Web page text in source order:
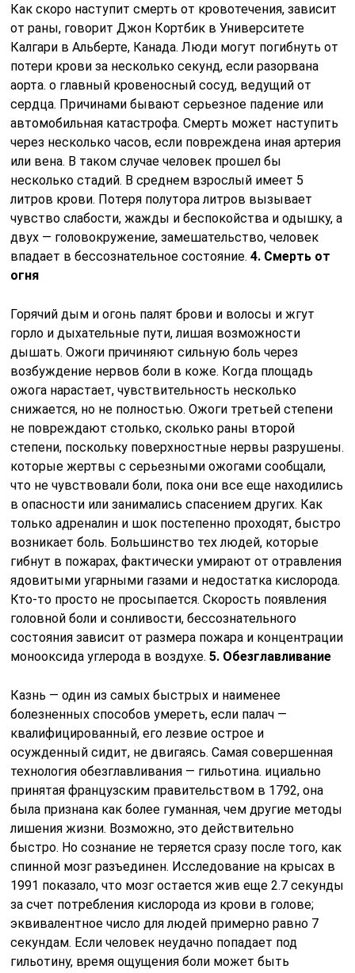
Как скоро наступит смерть от кровотечения, зависит
от раны, говорит Джон Кортбик в Университете
Калгари в Альберте, Канада. Люди могут погибнуть от
потери крови за несколько секунд, если разорвана
аорта. о главный кровеносный сосуд, ведущий от
сердца. Причинами бывают серьезное падение или
автомобильная катастрофа. Смерть может наступить
через несколько часов, если повреждена иная артерия
или вена. В таком случае человек прошел бы
несколько стадий. В среднем взрослый имеет 5
литров крови. Потеря полутора литров вызывает
чувство слабости, жажды и беспокойства и одышку, а
двух — головокружение, замешательство, человек
впадает в бессознательное состояние.4. Смерть от
огня
Горячий дым и огонь палят брови и волосы и жгут
горло и дыхательные пути, лишая возможности
дышать. Ожоги причиняют сильную боль через
возбуждение нервов боли в коже. Когда площадь
ожога нарастает, чувствительность несколько
снижается, но не полностью. Ожоги третьей степени
не повреждают столько, сколько раны второй
степени, поскольку поверхностные нервы разрушены.
которые жертвы с серьезными ожогами сообщали,
что не чувствовали боли, пока они все еще находились
в опасности или занимались спасением других. Как
только адреналин и шок постепенно проходят, быстро
возникает боль. Большинство тех людей, которые
гибнут в пожарах, фактически умирают от отравления
ядовитыми угарными газами и недостатка кислорода.
Кто-то просто не просыпается. Скорость появления
головной боли и сонливости, бессознательного
состояния зависит от размера пожара и концентрации
монооксида углерода в воздухе.5. Обезглавливание
Казнь — один из самых быстрых и наименее
болезненных способов умереть, если палач —
квалифицированный, его лезвие острое и
осужденный сидит, не двигаясь. Самая совершенная
технология обезглавливания — гильотина. ициально
принятая французским правительством в 1792, она
была признана как более гуманная, чем другие методы
лишения жизни. Возможно, это действительно
быстро. Но сознание не теряется сразу после того, как
спинной мозг разъединен. Исследование на крысах в
1991 показало, что мозг остается жив еще 2.7 секунды
за счет потребления кислорода из крови в голове;
эквивалентное число для людей примерно равно 7
секундам. Если человек неудачно попадает под
гильотину, время ощущения боли может быть